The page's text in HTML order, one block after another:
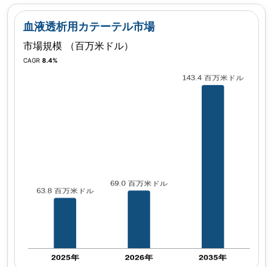
血液透析用カテーテル市場
市場規模 （百万米ドル）
CAGR 8.4%